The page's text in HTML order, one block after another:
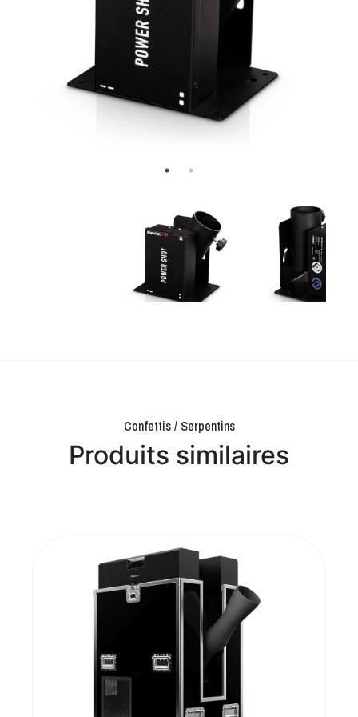
Confettis / Serpentins
Produits similaires